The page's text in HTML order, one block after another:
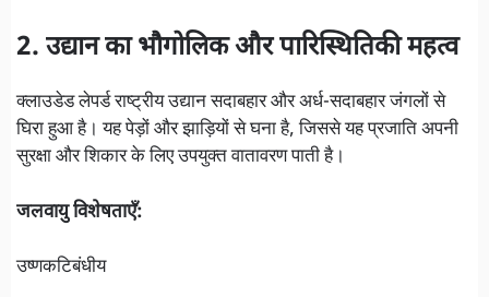
2. उद्यान का भौगोलिक और पारिस्थितिकी महत्व
क्लाउडेड लेपर्ड राष्ट्रीय उद्यान सदाबहार और अर्ध-सदाबहार जंगलों से
घिरा हुआ है। यह पेड़ों और झाड़ियों से घना है, जिससे यह प्रजाति अपनी
सुरक्षा और शिकार के लिए उपयुक्त वातावरण पाती है।
जलवायु विशेषताएँ:
उष्णकटिबंधीय